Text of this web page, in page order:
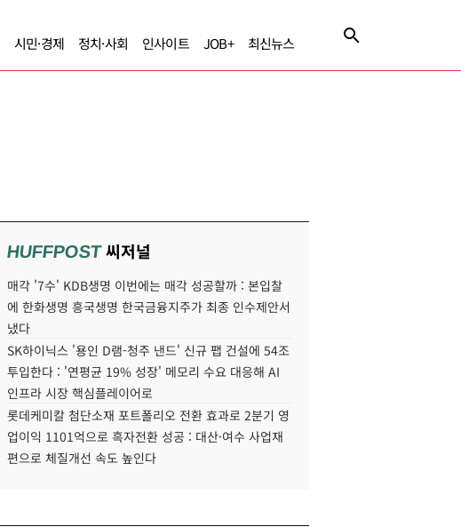
시민·경제 정치·사회 인사이트 JOB+ 최신뉴스
HUFFPOST씨저널
매각 '7수' KDB생명 이번에는 매각 성공할까 : 본입찰
에 한화생명 흥국생명 한국금융지주가 최종 인수제안서
냈다
SK하이닉스 '용인 D램-청주 낸드' 신규 팹 건설에 54조
투입한다 : '연평균 19% 성장' 메모리 수요 대응해 AI
인프라 시장 핵심플레이어로
롯데케미칼 첨단소재 포트폴리오 전환 효과로 2분기 영
업이익 1101억으로 흑자전환 성공 : 대산·여수 사업재
편으로 체질개선 속도 높인다